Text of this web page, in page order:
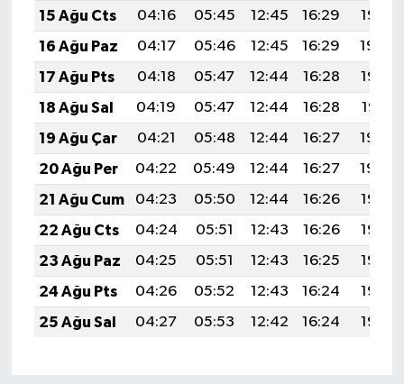
15 Ağu Cts
04:16 05:45 12:45 16:29
19:35
16 Ağu Paz
04:17 05:46 12:45 16:29
19:34
17 Ağu Pts
04:18 05:47 12:44 16:28
19:32
18 Ağu Sal
04:19 05:47 12:44 16:28
19:31
19 Ağu Çar
04:21 05:48 12:44 16:27
19:30
20 Ağu Per
04:22 05:49 12:44 16:27
19:29
21 Ağu Cum
04:23 05:50 12:44 16:26
19:27
22 Ağu Cts
04:24 05:51 12:43 16:26
19:26
23 Ağu Paz
04:25 05:51 12:43 16:25
19:25
24 Ağu Pts
04:26 05:52 12:43 16:24
19:23
25 Ağu Sal
04:27 05:53 12:42 16:24 19:22